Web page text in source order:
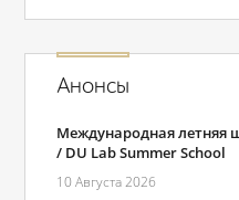
Анонсы
Международная летняя
/ DU Lab Summer School
10 Августа 2026